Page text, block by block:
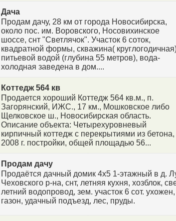
Дача
Продам дачу, 28 км от города Новосибирска,
около пос. им. Воровского, Носовихинское
шоссе, снт "Светлячок". Участок 6 соток,
квадратной формы, скважина(
питьевой водой (глубина 55 метров), вода-
холодная заведена в дом....
Коттедж 564 кв
Продается хороший Коттедж 564 кв.м., п.
Загорянский, ИЖС., 17 км., Мошковское либо
Щелковское ш., Новосибирская область.
Описание объекта: Четырехуровневый
кирпичный коттедж с перекрытиями из бетона,
2008 г. постройки, общей площадью 56...
Продам дачу
Продаётся дачный домик 4х5 1-этажный в д.
Чеховского р-на, снт, летняя кухня, хозблок,
летний водопровод, зем. участок 6 сот. ухожен,
газон, удачный подъезд, лес, пруды.